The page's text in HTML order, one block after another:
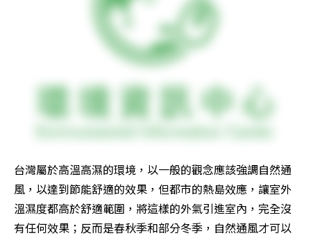
台灣屬於高溫高濕的環境，以一般的觀念應該強調自然通
風，以達到節能舒適的效果，但都市的熱島效應，讓室外
溫濕度都高於舒適範圍，將這樣的外氣引進室內，完全沒
有任何效果；反而是春秋季和部分冬季，自然通風才可以